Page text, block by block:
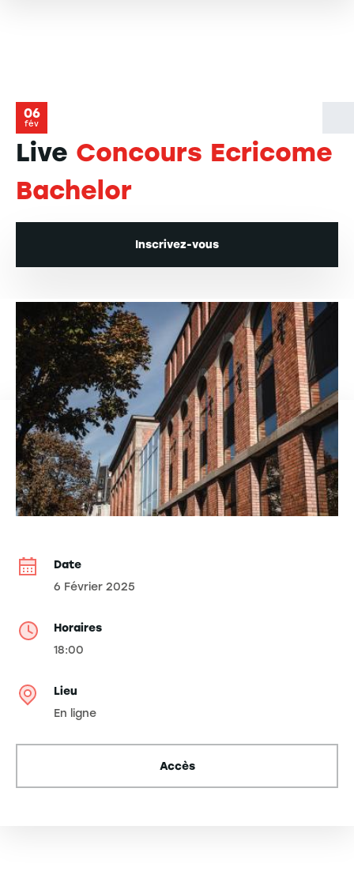
06
fév
Live Concours Ecricome
Bachelor
Inscrivez-vous
Date
6 Février 2025
Horaires
18:00
Lieu
En ligne
Accès